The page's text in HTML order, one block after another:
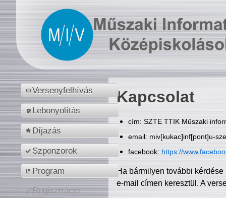
Versenyfelhívás
Lebonyolítás
Díjazás
Szponzorok
Program
Regisztráció
Kapcsolat
cím: SZTE TTIK Műszaki
email: miv[kukac]inf[pont]u-
facebook: https://
Ha bármilyen további
e-mail címen keresztül. A